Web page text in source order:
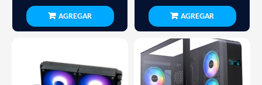
AGREGAR AGREGAR